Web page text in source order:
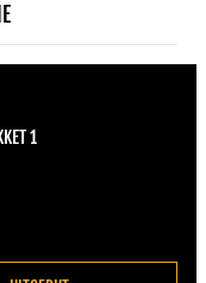
1